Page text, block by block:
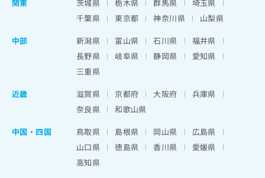
関東
茨城県 栃木県 群馬県
埼玉県
千葉県
東京都 神奈川県
山梨県
中部
新潟県 富山県 石川県
福井県
長野県
岐阜県 静岡県
愛知県
三重県
近畿
滋賀県 京都府 大阪府
兵庫県
奈良県
和歌山県
中国・四国
鳥取県 島根県 岡山県
広島県
山口県
徳島県 香川県
愛媛県
高知県